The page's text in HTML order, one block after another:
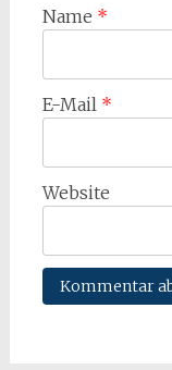
Name *
E-Mail *
Website